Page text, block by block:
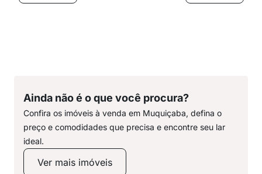
Ainda não é o que você procura?
Confira os imóveis à venda em Muquiçaba, defina o
preço e comodidades que precisa e encontre seu lar
ideal.
Ver mais imóveis